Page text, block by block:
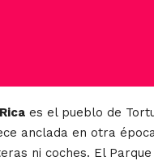
es el pueblo de
anclada en otra
ni coches. El